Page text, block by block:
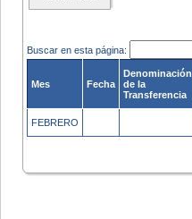
Buscar en esta página:
Mes Fecha
Denominación
de la
Transferencia
FEBRERO